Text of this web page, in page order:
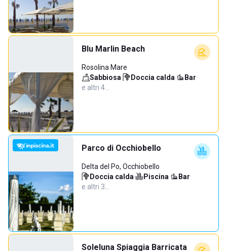
Blu Marlin Beach
Rosolina Mare
Sabbiosa· Doccia calda· Bar·
e altri 4…
Parco di Occhiobello
Delta del Po, Occhiobello
Doccia calda· Piscina· Bar·
e altri 3…
Soleluna Spiaggia Barricata